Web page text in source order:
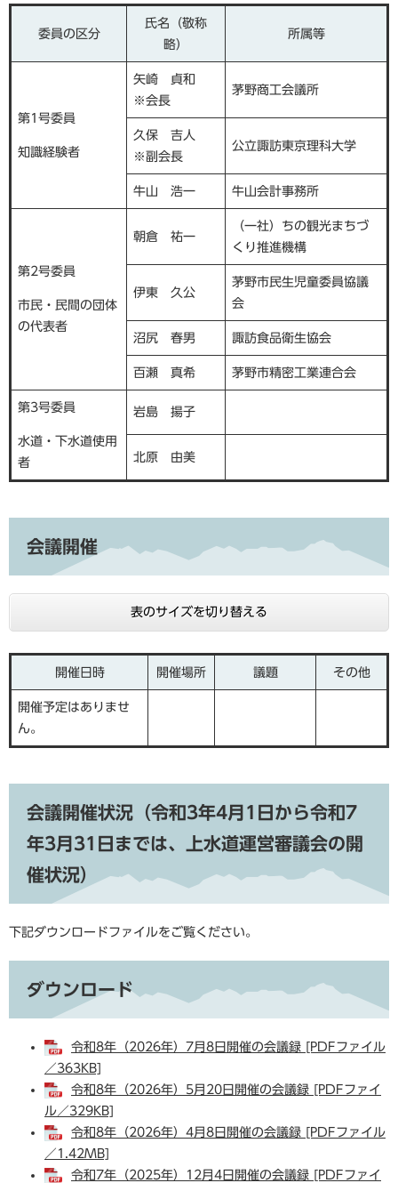
委員の区分
氏名（敬称
略）
所属等
第1号委員
知識経験者
矢崎 貞和
※会長
茅野商工会議所
久保 吉人
※副会長
公立諏訪東京理科大学
牛山 浩一 牛山会計事務所
第2号委員
市民・民間の団体
の代表者
朝倉 祐一
（一社）ちの観光まちづ
くり推進機構
伊東 久公
茅野市民生児童委員協議
会
沼尻 春男 諏訪食品衛生協会
百瀬 真希 茅野市精密工業連合会
第3号委員
水道・下水道使用
者
岩島 揚子
北原 由美
会議開催
表のサイズを切り替える
開催日時 開催場所 議題 その他
開催予定はありませ
ん。
会議開催状況（令和3年4月1日から令和7
年3月31日までは、上水道運営審議会の開
催状況）
下記ダウンロードファイルをご覧ください。
ダウンロード
令和8年（2026年）7月8日開催の会議録 [PDFファイル
／363KB]
令和8年（2026年）5月20日開催の会議録 [PDFファイ
ル／329KB]
令和8年（2026年）4月8日開催の会議録 [PDFファイル
／1.42MB]
令和7年（2025年）12月4日開催の会議録 [PDFファイ